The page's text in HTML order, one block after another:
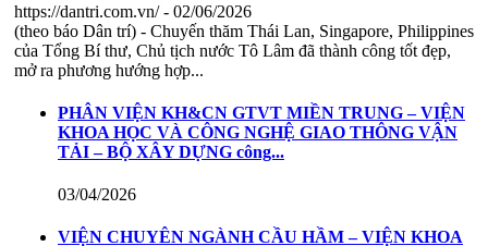
https://dantri.com.vn/- 02/06/2026
(theo báo Dân trí) - Chuyến thăm Thái Lan, Singapore, Philippines
của Tổng Bí thư, Chủ tịch nước Tô Lâm đã thành công tốt đẹp,
mở ra phương hướng hợp...
PHÂN VIỆN KH&CN GTVT MIỀN TRUNG – VIỆN
KHOA HỌC VÀ CÔNG NGHỆ GIAO THÔNG VẬN
TẢI – BỘ XÂY DỰNG công...
03/04/2026
VIỆN CHUYÊN NGÀNH CẦU HẦM – VIỆN KHOA